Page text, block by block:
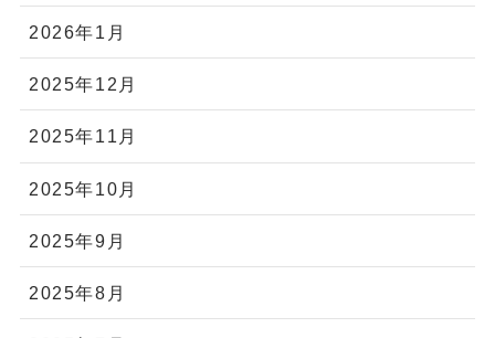
2026年1月
2025年12月
2025年11月
2025年10月
2025年9月
2025年8月